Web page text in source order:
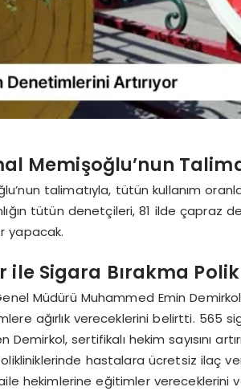
Memişoğlu’nun
talimatıyla, tütün kullanım
tütün denetçileri, 81 ilde çapraz
yapacak.
ile Sigara Bırakma
Genel Müdürü Muhammed Emin
ağırlık vereceklerini belirtti. 565
Demirkol, sertifikalı hekim sayısını
hastalara ücretsiz ilaç
hekimlerine eğitimler vereceklerini